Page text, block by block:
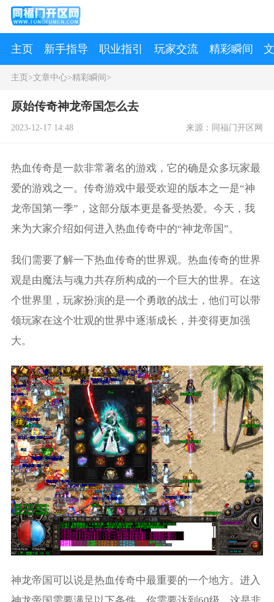
主页 新手指导 职业指引 玩家交流 精彩瞬间
主页>文章中心>精彩瞬间>
原始传奇神龙帝国怎么去
2023-12-17 14:48 来源：同福门开区网
热血传奇是一款非常著名的游戏，它的确是众多玩家最
爱的游戏之一。传奇游戏中最受欢迎的版本之一是“神
龙帝国第一季”，这部分版本更是备受热爱。今天，我
来为大家介绍如何进入热血传奇中的“神龙帝国”。
我们需要了解一下热血传奇的世界观。热血传奇的世界
观是由魔法与魂力共存所构成的一个巨大的世界。在这
个世界里，玩家扮演的是一个勇敢的战士，他们可以带
领玩家在这个壮观的世界中逐渐成长，并变得更加强
大。
神龙帝国可以说是热血传奇中最重要的一个地方。进入